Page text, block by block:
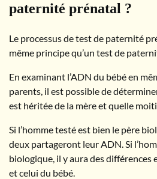
paternité prénatal ?
Le processus de test de paternité
même principe qu’un test de
En examinant l’ADN du bébé en
parents, il est possible de
est héritée de la mère et quelle
Si l’homme testé est bien le père
deux partageront leur ADN. Si
biologique, il y aura des différences
et celui du bébé.